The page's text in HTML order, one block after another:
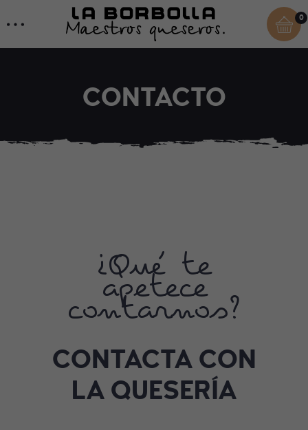
0
CONTACTO
¿Qué te
apetece
contarnos?
CONTACTA CON
LA QUESERÍA